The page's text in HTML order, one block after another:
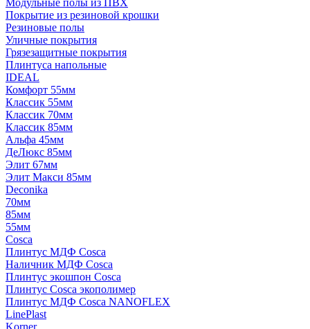
Модульные полы из ПВХ
Покрытие из резиновой крошки
Резиновые полы
Уличные покрытия
Грязезащитные покрытия
Плинтуса напольные
IDEAL
Комфорт 55мм
Классик 55мм
Классик 70мм
Классик 85мм
Альфа 45мм
ДеЛюкс 85мм
Элит 67мм
Элит Макси 85мм
Deconika
70мм
85мм
55мм
Cosca
Плинтус МДФ Cosca
Наличник МДФ Cosca
Плинтус экошпон Cosca
Плинтус Cosca экополимер
Плинтус МДФ Cosca NANOFLEX
LinePlast
Korner